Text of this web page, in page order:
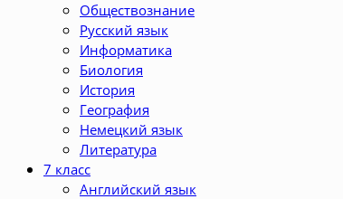
Обществознание
Русский язык
Информатика
Биология
История
География
Немецкий язык
Литература
7 класс
Английский язык